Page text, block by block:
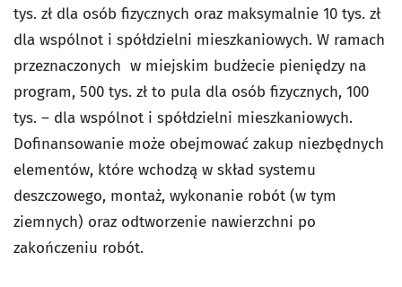
tys. zł dla osób fizycznych oraz maksymalnie 10 tys. zł
dla wspólnot i spółdzielni mieszkaniowych. W ramach
przeznaczonych w miejskim budżecie pieniędzy na
program, 500 tys. zł to pula dla osób fizycznych, 100
tys. – dla wspólnot i spółdzielni mieszkaniowych.
Dofinansowanie może obejmować zakup niezbędnych
elementów, które wchodzą w skład systemu
deszczowego, montaż, wykonanie robót (w tym
ziemnych) oraz odtworzenie nawierzchni po
zakończeniu robót.